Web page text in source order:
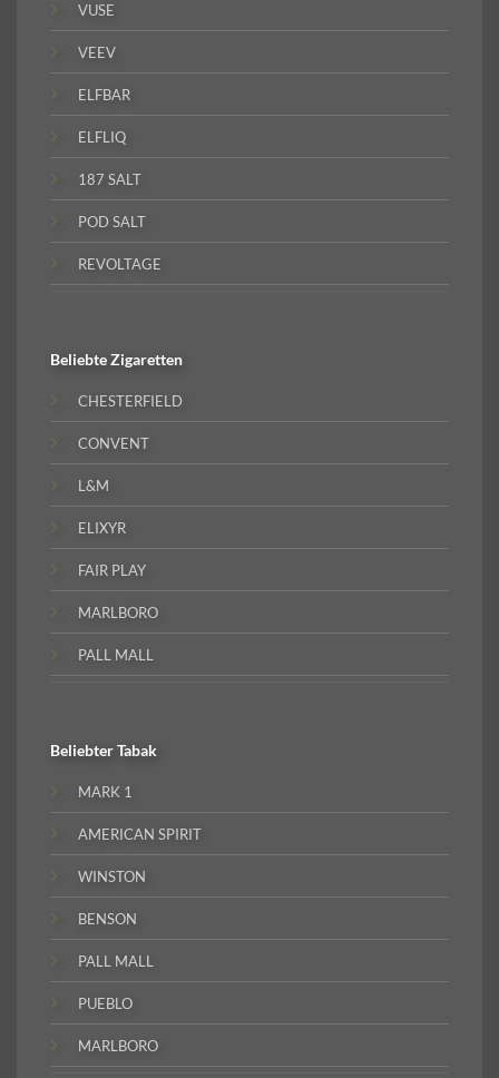
VUSE
VEEV
ELFBAR
ELFLIQ
187 SALT
POD SALT
REVOLTAGE
BeliebteZigaretten
CHESTERFIELD
CONVENT
L&M
ELIXYR
FAIR PLAY
MARLBORO
PALL MALL
BeliebterTabak
MARK 1
AMERICAN SPIRIT
WINSTON
BENSON
PALL MALL
PUEBLO
MARLBORO